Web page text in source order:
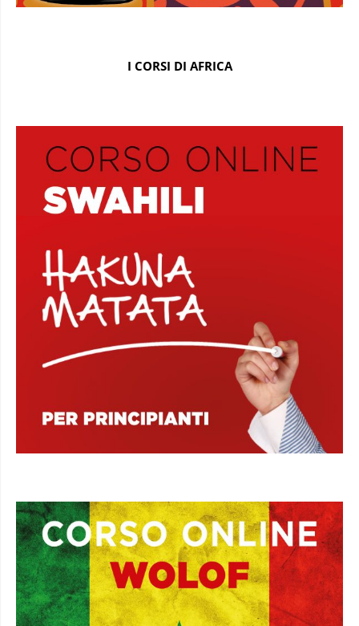
I CORSI DI AFRICA